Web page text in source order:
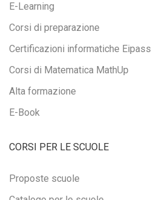
E-Learning
Corsi di preparazione
Certificazioni informatiche Eipass
Corsi di Matematica MathUp
Alta formazione
E-Book
CORSI PER LE SCUOLE
Proposte scuole